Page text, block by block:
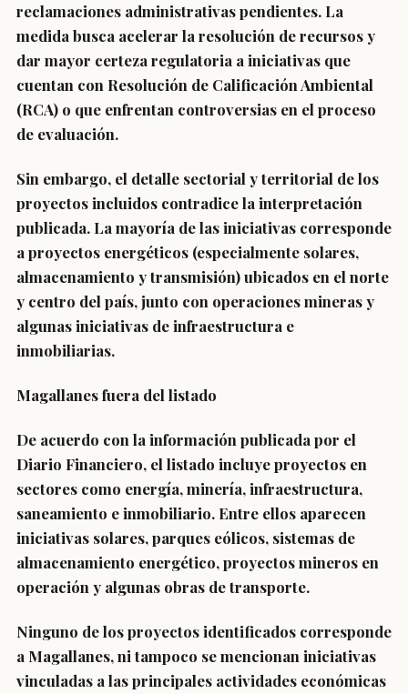
reclamaciones administrativas pendientes. La
medida busca acelerar la resolución de recursos y
dar mayor certeza regulatoria a iniciativas que
cuentan con Resolución de Calificación Ambiental
(RCA) o que enfrentan controversias en el proceso
de evaluación.
Sin embargo, el detalle sectorial y territorial de los
proyectos incluidos contradice la interpretación
publicada. La mayoría de las iniciativas corresponde
a proyectos energéticos (especialmente solares,
almacenamiento y transmisión) ubicados en el norte
y centro del país, junto con operaciones mineras y
algunas iniciativas de infraestructura e
inmobiliarias.
Magallanes fuera del listado
De acuerdo con la información publicada por el
Diario Financiero, el listado incluye proyectos en
sectores como energía, minería, infraestructura,
saneamiento e inmobiliario. Entre ellos aparecen
iniciativas solares, parques eólicos, sistemas de
almacenamiento energético, proyectos mineros en
operación y algunas obras de transporte.
Ninguno de los proyectos identificados corresponde
a Magallanes, ni tampoco se mencionan iniciativas
vinculadas a las principales actividades económicas